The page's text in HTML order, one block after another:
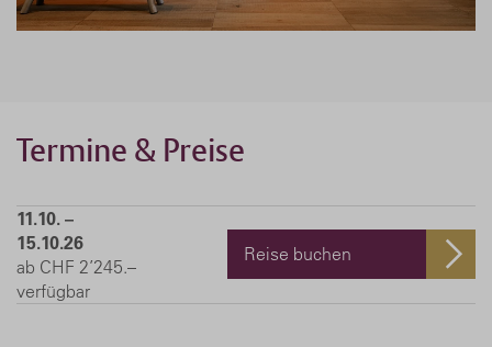
Termine & Preise
11.10. –
15.10.26
ab CHF 2’245.–
verfügbar
Reise buchen